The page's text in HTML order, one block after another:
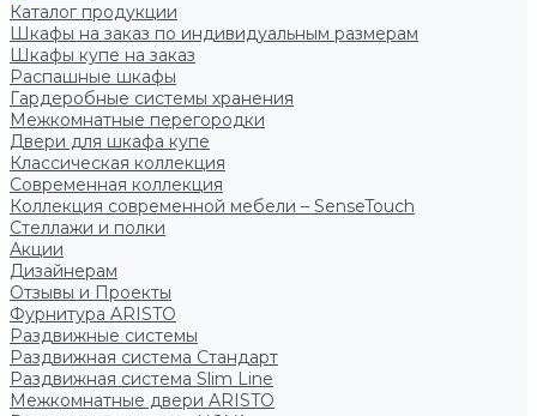
Каталог продукции
Шкафы на заказ по индивидуальным размерам
Шкафы купе на заказ
Распашные шкафы
Гардеробные системы хранения
Межкомнатные перегородки
Двери для шкафа купе
Классическая коллекция
Современная коллекция
Коллекция современной мебели – SenseTouch
Стеллажи и полки
Акции
Дизайнерам
Отзывы и Проекты
Фурнитура ARISTO
Раздвижные системы
Раздвижная система Стандарт
Раздвижная система Slim Line
Межкомнатные двери ARISTO